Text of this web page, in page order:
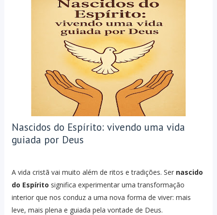
Nascidos do Espírito: vivendo uma vida
guiada por Deus
A vida cristã vai muito além de ritos e tradições. Ser nascido
do Espírito significa experimentar uma transformação
interior que nos conduz a uma nova forma de viver: mais
leve, mais plena e guiada pela vontade de Deus.